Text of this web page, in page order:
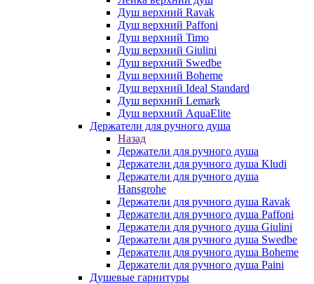
Душ верхний Ravak
Душ верхний Paffoni
Душ верхний Timo
Душ верхний Giulini
Душ верхний Swedbe
Душ верхний Boheme
Душ верхний Ideal Standard
Душ верхний Lemark
Душ верхний AquaElite
Держатели для ручного душа
Назад
Держатели для ручного душа
Держатели для ручного душа Kludi
Держатели для ручного душа
Hansgrohe
Держатели для ручного душа Ravak
Держатели для ручного душа Paffoni
Держатели для ручного душа Giulini
Держатели для ручного душа Swedbe
Держатели для ручного душа Boheme
Держатели для ручного душа Paini
Душевые гарнитуры